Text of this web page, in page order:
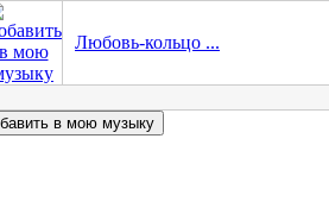
Любовь-кольцо ...